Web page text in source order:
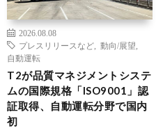
2026.08.08
プレスリリースなど
動向/展望
自動運転
T2が品質マネジメントシステ
ムの国際規格「ISO9001」認
証取得、自動運転分野で国内
初